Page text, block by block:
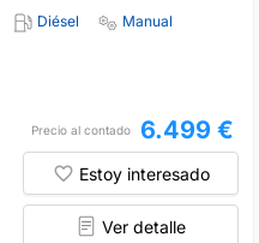
Diésel
Manual
Precio al contado 6.499 €
Estoy interesado
Ver detalle